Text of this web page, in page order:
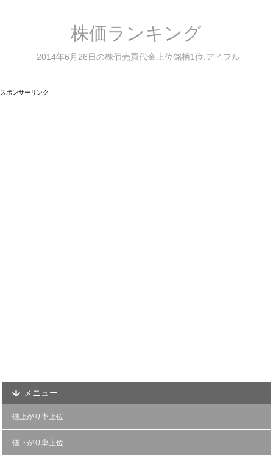
株価ランキング
2014年6月26日の株価売買代金上位銘柄1位:アイフル
スポンサーリンク
メニュー
値上がり率上位
値下がり率上位